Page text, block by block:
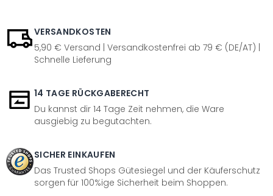
VERSANDKOSTEN
5,90 € Versand | Versandkostenfrei ab 79 € (DE/AT) |
Schnelle Lieferung
14 TAGE RÜCKGABERECHT
Du kannst dir 14 Tage Zeit nehmen, die Ware
ausgiebig zu begutachten.
SICHER EINKAUFEN
Das Trusted Shops Gütesiegel und der Käuferschutz
sorgen für 100%ige Sicherheit beim Shoppen.